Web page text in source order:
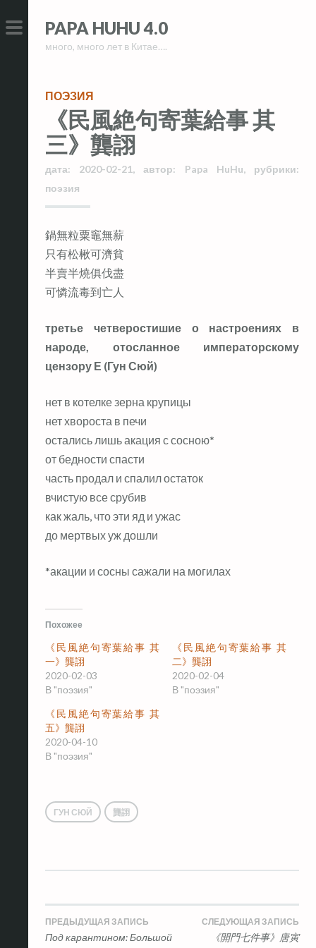
to
PRIMARY
to
PAPA HUHU 4.0
много, много лет в Китае….
ПОЭЗИЯ
《民風絶句寄葉給事 其
三》龔詡
дата: 2020-02-21, автор: Papa HuHu,рубрики:
поэзия
鍋無粒粟竈無薪
只有松楸可濟貧
半賣半燒俱伐盡
可憐流毒到亡人
третье четверостишие о настроениях в
народе, отосланное императорскому
цензору Е (Гун Сюй)
нет в котелке зерна крупицы
нет хвороста в печи
остались лишь акация с сосною*
от бедности спасти
часть продал и спалил остаток
вчистую все срубив
как жаль, что эти яд и ужас
до мертвых уж дошли
*акации и сосны сажали на могилах
Похожее
《民風絶句寄葉給事 其
一》龔詡
2020-02-03
В "поэзия"
《民風絶句寄葉給事 其
二》龔詡
2020-02-04
В "поэзия"
《民風絶句寄葉給事 其
五》龔詡
2020-04-10
В "поэзия"
ГУН СЮЙ 龔詡
Навигация
ПРЕДЫДУЩАЯ ЗАПИСЬ
Под карантином: Большой
СЛЕДУЮЩАЯ ЗАПИСЬ
《開門七件事》唐寅